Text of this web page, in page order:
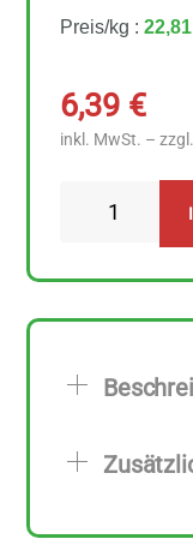
Preis/kg :
6,39 €
inkl. MwSt. –
mit